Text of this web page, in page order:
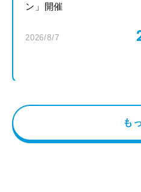
ン」開催
2026/8/7
も